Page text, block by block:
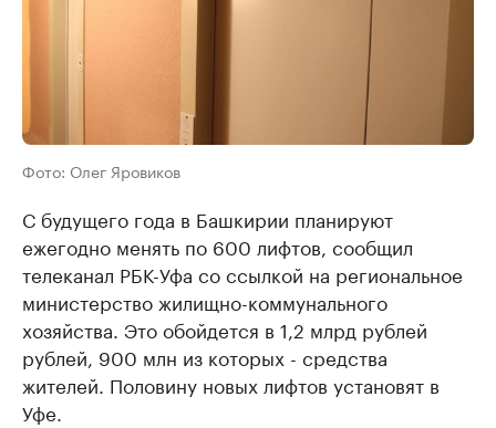
Фото: Олег Яровиков
С будущего года в Башкирии планируют
ежегодно менять по 600 лифтов, сообщил
телеканал РБК-Уфа со ссылкой на региональное
министерство жилищно-коммунального
хозяйства. Это обойдется в 1,2 млрд рублей
рублей, 900 млн из которых - средства
жителей. Половину новых лифтов установят в
Уфе.